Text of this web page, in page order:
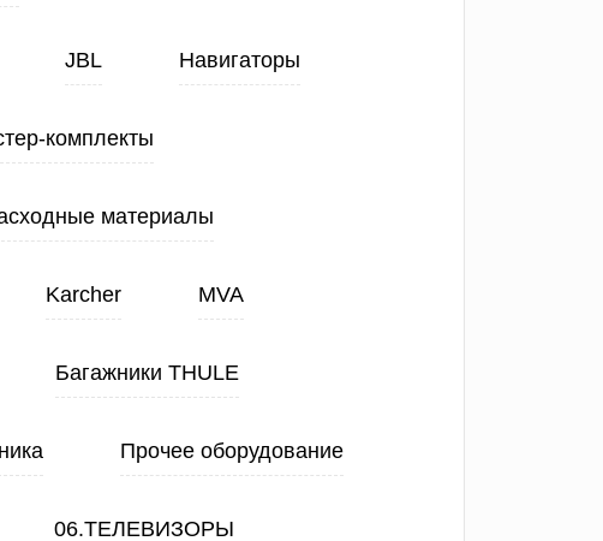
JBL Навигаторы
комплекты
материалы
Karcher MVA
Багажники THULE
Прочее оборудование
06.ТЕЛЕВИЗОРЫ